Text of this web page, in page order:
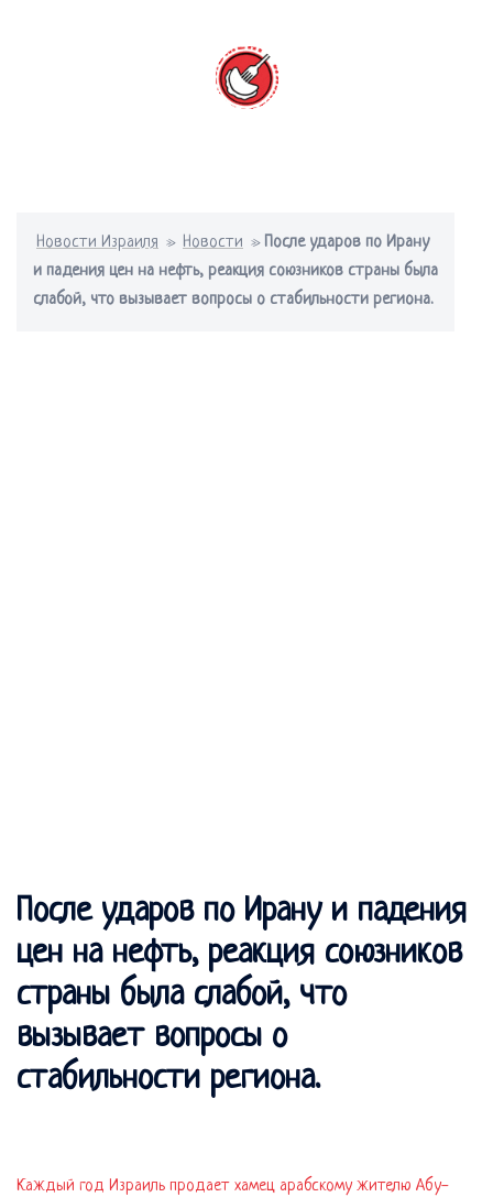
Новости Израиля » Новости » После ударов по Ирану
и падения цен на нефть, реакция союзников страны была
слабой, что вызывает вопросы о стабильности региона.
После ударов по Ирану и падения
цен на нефть, реакция союзников
страны была слабой, что
вызывает вопросы о
стабильности региона.
Каждый год Израиль продает хамец арабскому жителю Абу-